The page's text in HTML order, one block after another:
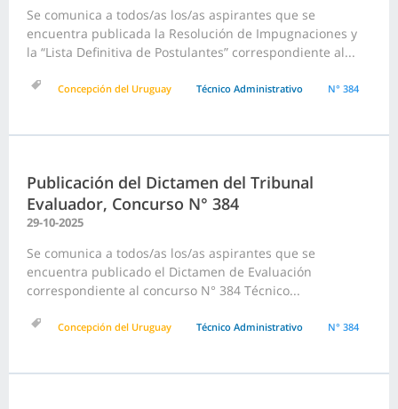
Se comunica a todos/as los/as aspirantes que se
encuentra publicada la Resolución de Impugnaciones y
la “Lista Definitiva de Postulantes” correspondiente al...
Concepción del Uruguay Técnico Administrativo N° 384
Publicación del Dictamen del Tribunal
Evaluador, Concurso N° 384
29-10-2025
Se comunica a todos/as los/as aspirantes que se
encuentra publicado el Dictamen de Evaluación
correspondiente al concurso N° 384 Técnico...
Concepción del Uruguay Técnico Administrativo N° 384